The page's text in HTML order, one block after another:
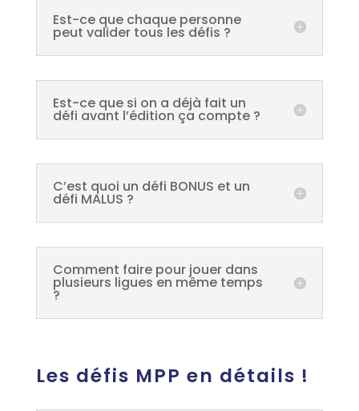
Est-ce que chaque personne
peut valider tous les défis ?
Est-ce que si on a déjà fait un
défi avant l’édition ça compte ?
C’est quoi un défi BONUS et un
défi MALUS ?
Comment faire pour jouer dans
plusieurs ligues en même temps
?
Les défis MPP en détails !